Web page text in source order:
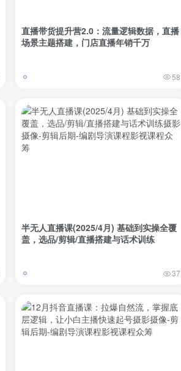
直播带货提升营2.0：流量逻辑数据，直播
场景主题搭建，门店直播年销千万
58
半无人直播课(2025/4月) 基础到实操全覆
盖，选品/剪辑/直播搭建与话术训练
37